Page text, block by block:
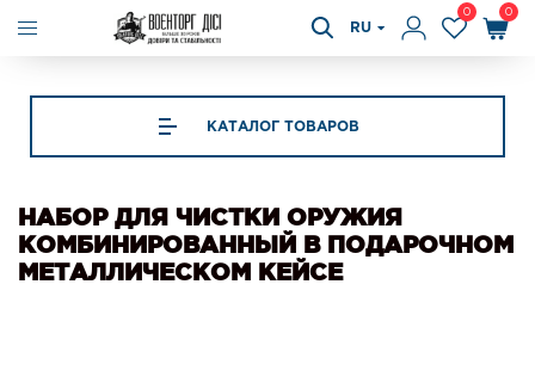
RU
0 0
КАТАЛОГ ТОВАРОВ
НАБОР ДЛЯ ЧИСТКИ ОРУЖИЯ
КОМБИНИРОВАННЫЙ В ПОДАРОЧНОМ
МЕТАЛЛИЧЕСКОМ КЕЙСЕ